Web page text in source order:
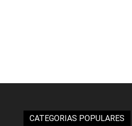
CATEGORIAS POPULARES